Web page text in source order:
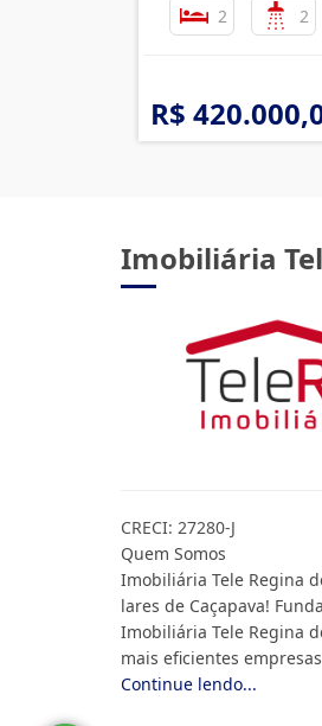
2 2
R$
Imobiliária
CRECI: 27280-J
Quem Somos
Imobiliária Tele Regina
lares de Caçapava!
Imobiliária Tele Regina
mais eficientes
Continue lendo...